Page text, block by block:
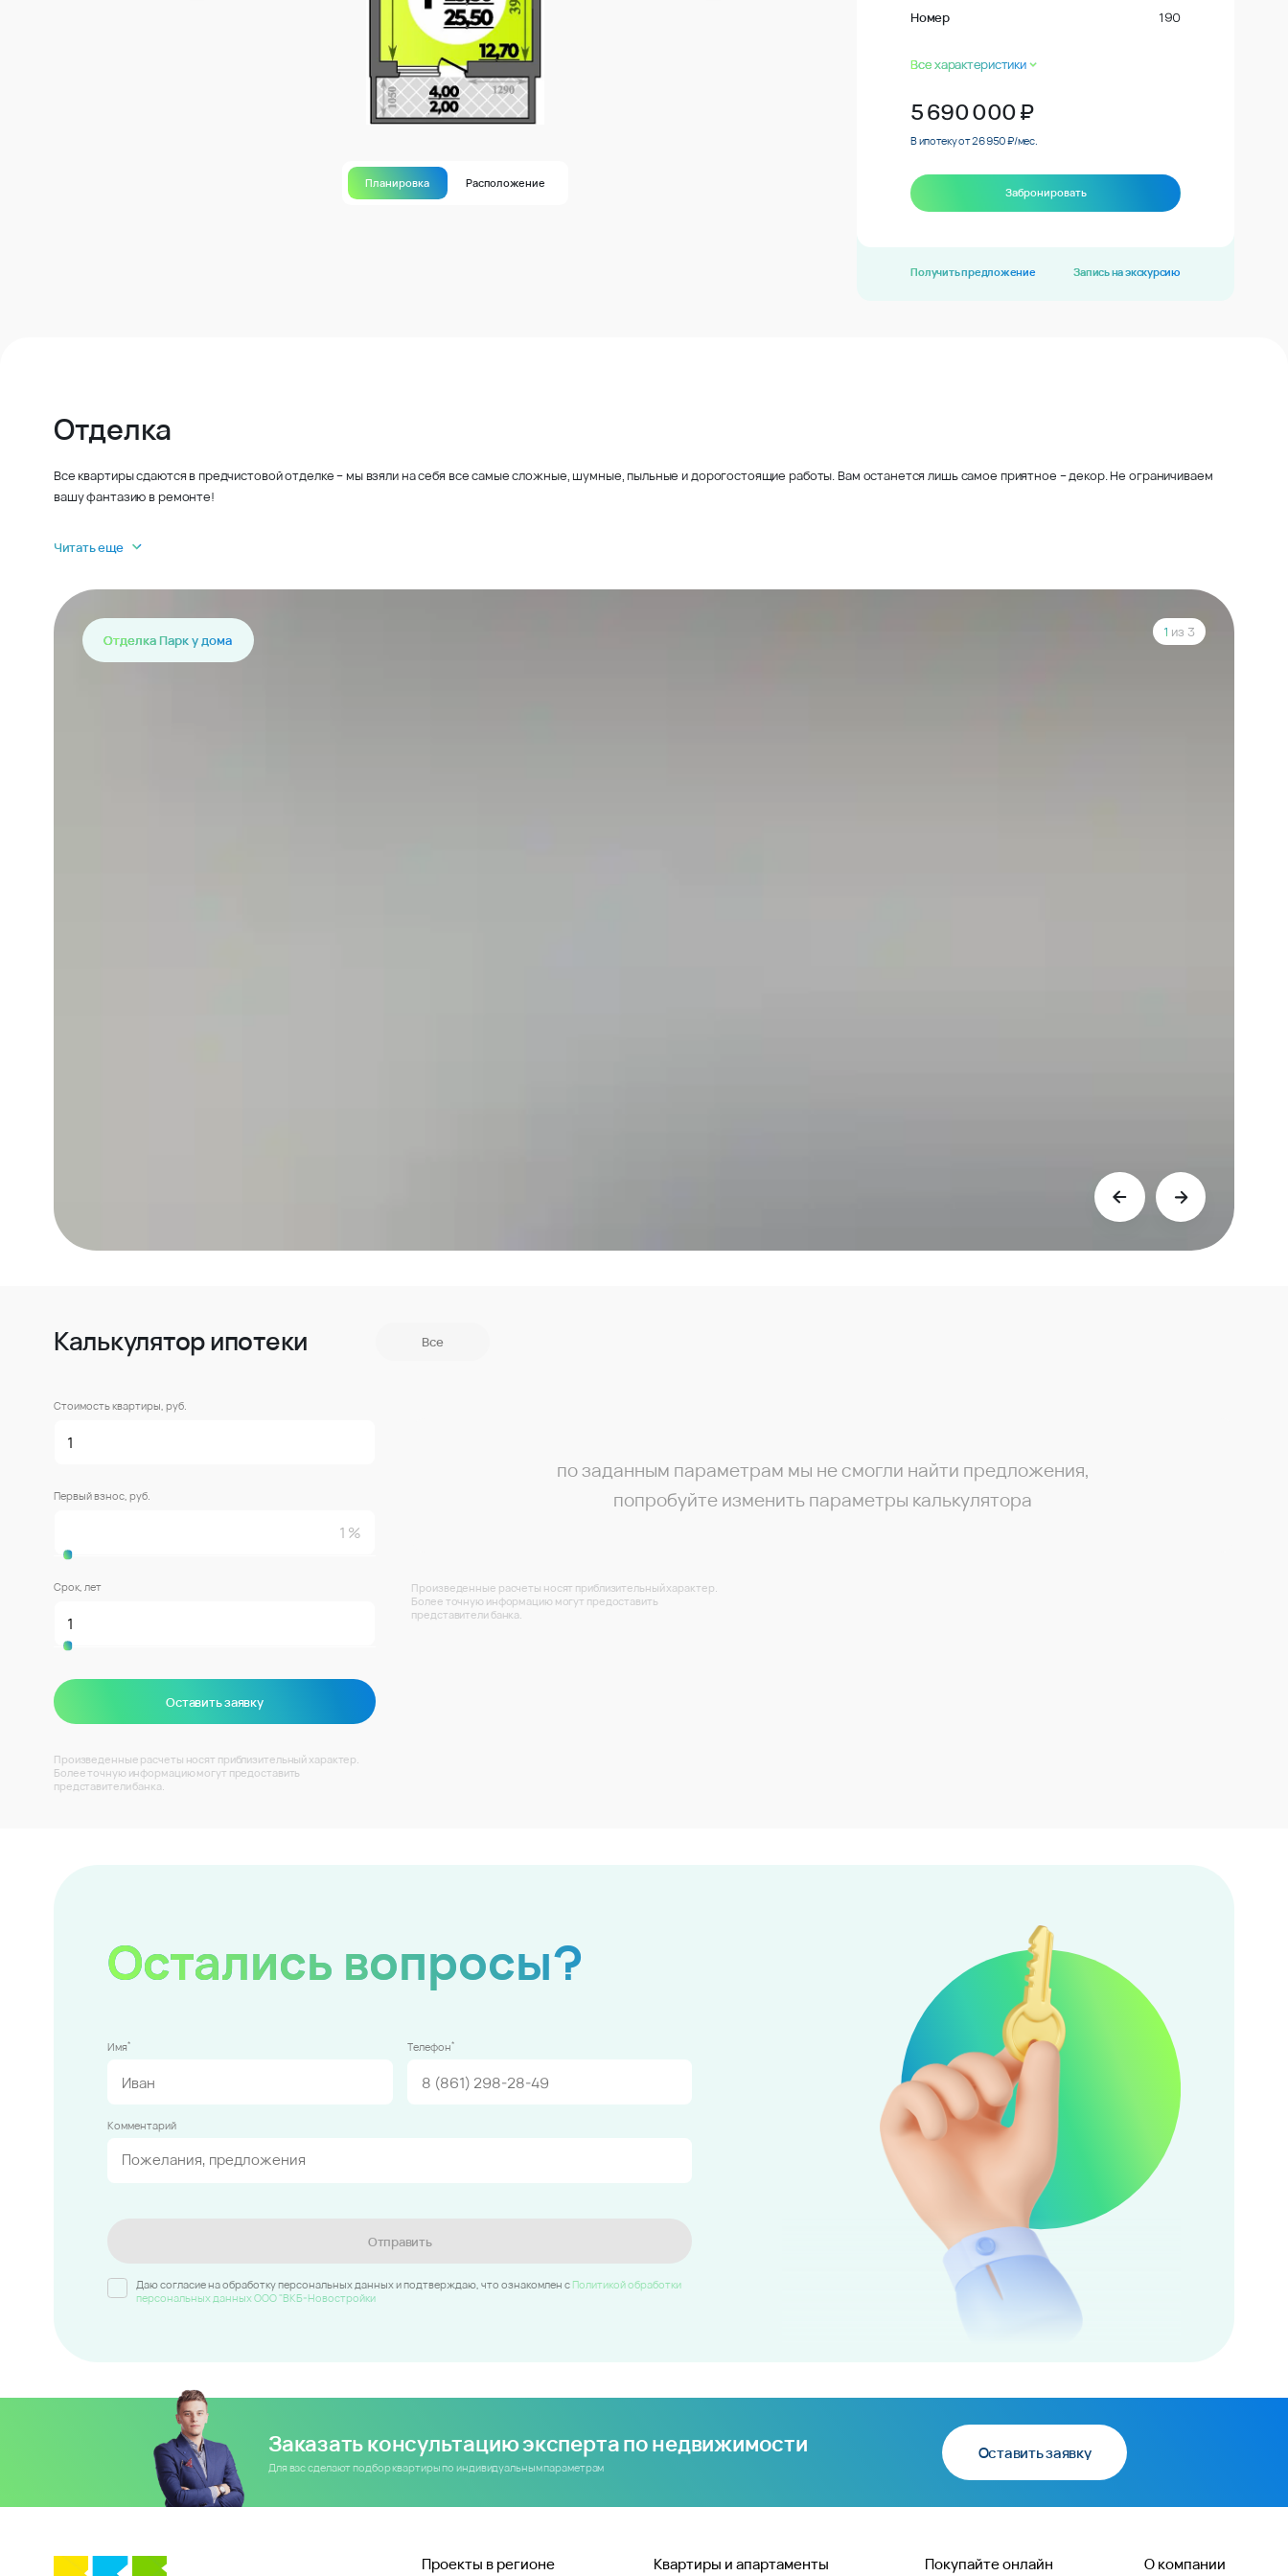
Планировка Расположение
Номер 190
Все характеристики
5 690 000₽
В ипотеку от 26 950 ₽/мес.
Забронировать
Получить предложение Запись на экскурсию
Отделка
Все квартиры сдаются в предчистовой отделке – мы взяли на себя все самые сложные, шумные, пыльные и дорогостоящие работы. Вам останется лишь самое приятное – декор. Не ограничиваем
вашу фантазию в ремонте!
Читать еще
Отделка Парк у дома
1 из 3
Калькулятор ипотеки Все
Стоимость квартиры, руб.
Первый взнос, руб.
Срок, лет
Оставить заявку
Произведенные расчеты носят приблизительный характер.
Более точную информацию могут предоставить
представители банка.
по заданным параметрам мы не смогли найти предложения,
попробуйте изменить параметры калькулятора
Произведенные расчеты носят приблизительный характер.
Более точную информацию могут предоставить
представители банка.
Остались вопросы?
Имя* Телефон*
Комментарий
Отправить
Даю согласие на обработку персональных данных и подтверждаю, что ознакомлен c Политикой обработки
персональных данных ООО "ВКБ-Новостройки
Заказать консультацию эксперта по недвижимости
Для вас сделают подбор квартиры по индивидуальным параметрам
Оставить заявку
Проекты в регионе Квартиры и апартаменты Покупайте онлайн О компании